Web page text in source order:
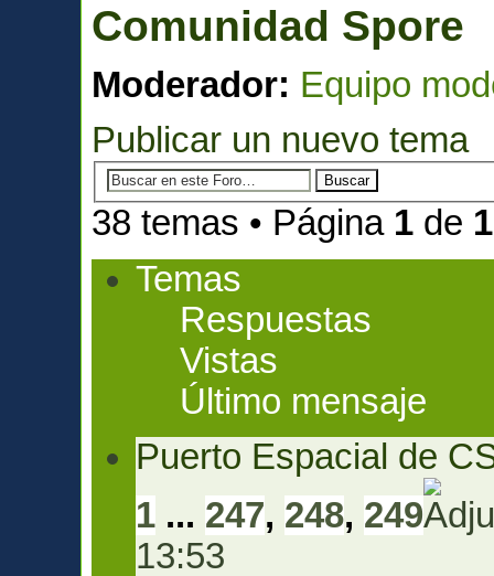
Comunidad Spore
Moderador: Equipo
Publicar un nuevo tema
38 temas • Página 1 de 1
Temas
Respuestas
Vistas
Último mensaje
Puerto Espacial de
1 ... 247, 248, 249
13:53